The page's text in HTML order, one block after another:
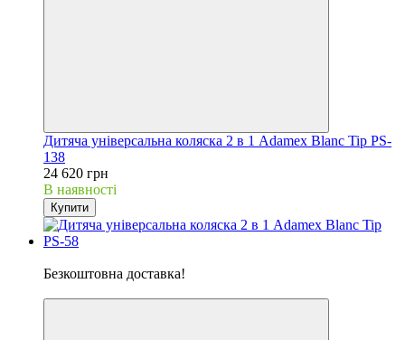
Дитяча універсальна коляска 2 в 1 Adamex Blanc Tip PS-
138
24 620 грн
В наявності
Купити
Безкоштовна доставка!